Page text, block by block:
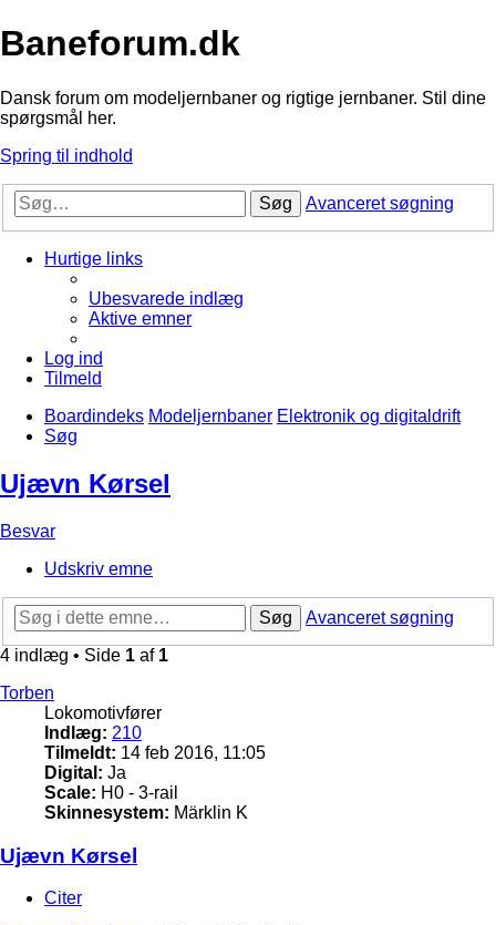
Baneforum.dk
Dansk forum om modeljernbaner og rigtige jernbaner. Stil dine
spørgsmål her.
Spring til indhold
Søg Avanceret søgning
Hurtige links
Ubesvarede indlæg
Aktive emner
Log ind
Tilmeld
Boardindeks Modeljernbaner Elektronik og digitaldrift
Søg
Ujævn Kørsel
Besvar
Udskriv emne
Søg
Avanceret søgning
4 indlæg • Side 1 af 1
Torben
Lokomotivfører
Indlæg: 210
Tilmeldt: 14 feb 2016, 11:05
Digital: Ja
Scale: H0 - 3-rail
Skinnesystem: Märklin K
Ujævn Kørsel
Citer